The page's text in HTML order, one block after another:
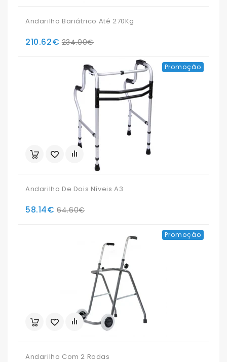
Andarilho Bariátrico Até 270Kg
210.62€ 234.00€
Promoção
Andarilho De Dois Níveis A3
58.14€ 64.60€
Promoção
Andarilho Com 2 Rodas